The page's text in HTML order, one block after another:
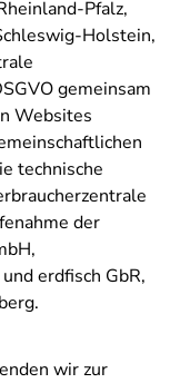
Pfalz,
Holstein,
gemeinsam
Websites
technische
der
erdfisch GbR,
wir zur